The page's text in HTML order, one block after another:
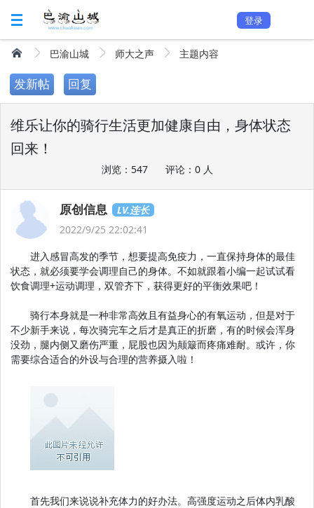
登录
巴渝山城 师大之声 主题内容
发新帖 回复
维乐让你的骑行生活更加健康自由，身体状态
回来！
浏览：547 评论：0 人
原创信息
LV.连长
2022/9/25 22:02:41
进入感冒高发的季节，想要提高免疫力，一直保持身体的最佳
状态，就必须要学会调理自己的身体。不如就跟着小编一起试试看
饮食调理+运动调理，双管齐下，获得更好的平衡效果吧！
骑行本身就是一种非常高效且有益身心的有氧运动，但是对于
不少新手来说，每次骑完车之后才是真正的折磨，有的时候会浑身
没劲，腿内侧又磨伤严重，屁股也因为颠簸而疼痛难耐。或许，你
需要综合适合的外设与合理的营养摄入啦！
首先我们来说说补充体力的好办法。高强度运动之后体内乳酸